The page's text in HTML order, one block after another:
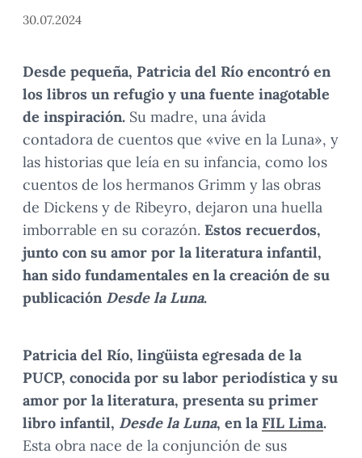
30.07.2024
Desde pequeña, Patricia del Río encontró en
los libros un refugio y una fuente inagotable
de inspiración. Su madre, una ávida
contadora de cuentos que «vive en la Luna», y
las historias que leía en su infancia, como los
cuentos de los hermanos Grimm y las obras
de Dickens y de Ribeyro, dejaron una huella
imborrable en su corazón. Estos recuerdos,
junto con su amor por la literatura infantil,
han sido fundamentales en la creación de su
publicación Desde la Luna.
Patricia del Río, lingüista egresada de la
PUCP, conocida por su labor periodística y su
amor por la literatura, presenta su primer
libro infantil, Desde la Luna, en la FIL Lima.
Esta obra nace de la conjunción de sus